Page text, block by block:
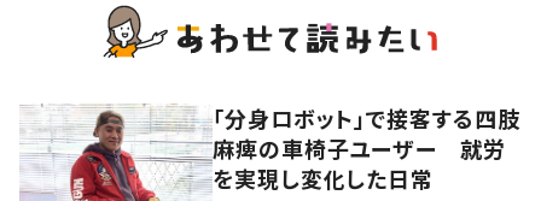
「分身ロボット」で接客する四肢
麻痺の車椅子ユーザー 就労
を実現し変化した日常